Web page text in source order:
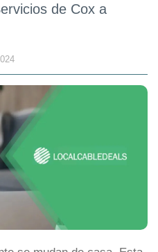
de Cox a